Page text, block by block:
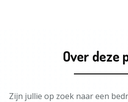
Over deze
Zijn jullie op zoek naar een